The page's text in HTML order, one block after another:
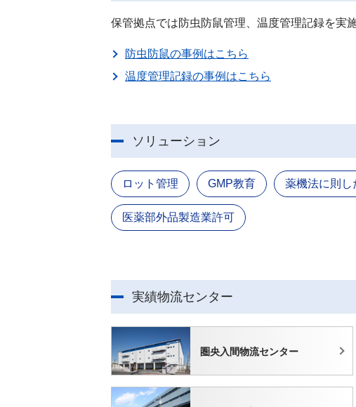
保管拠点では防虫防鼠管理、温度管理記録を実
防虫防鼠の事例はこちら
温度管理記録の事例はこちら
ソリューション
ロット管理 GMP教育 薬機法に則し
医薬部外品製造業許可
実績物流センター
圏央入間物流センター